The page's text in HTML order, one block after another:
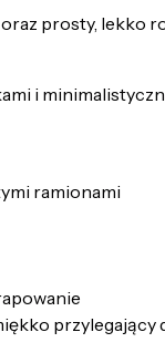
prosty, lekko
i
ramionami
przylegający